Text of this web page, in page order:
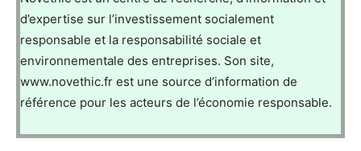
d’expertise sur l’investissement socialement
responsable et la responsabilité sociale et
environnementale des entreprises. Son site,
www.novethic.fr est une source d’information de
référence pour les acteurs de l’économie responsable.